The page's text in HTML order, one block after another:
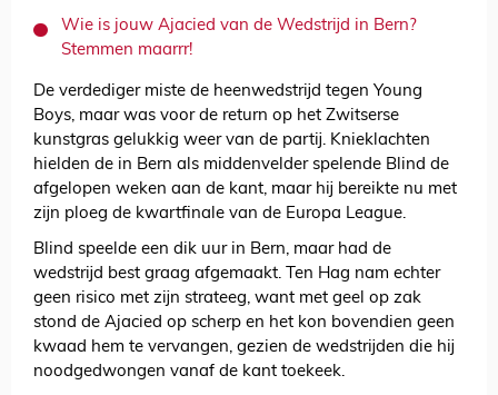
Wie is jouw Ajacied van de Wedstrijd in Bern?
Stemmen maarrr!
De verdediger miste de heenwedstrijd tegen Young
Boys, maar was voor de return op het Zwitserse
kunstgras gelukkig weer van de partij. Knieklachten
hielden de in Bern als middenvelder spelende Blind de
afgelopen weken aan de kant, maar hij bereikte nu met
zijn ploeg de kwartfinale van de Europa League.
Blind speelde een dik uur in Bern, maar had de
wedstrijd best graag afgemaakt. Ten Hag nam echter
geen risico met zijn strateeg, want met geel op zak
stond de Ajacied op scherp en het kon bovendien geen
kwaad hem te vervangen, gezien de wedstrijden die hij
noodgedwongen vanaf de kant toekeek.